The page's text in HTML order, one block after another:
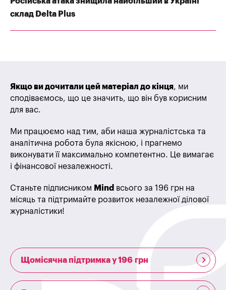
склад Delta Plus
Якщо ви дочитали цей матеріал до кінця, ми
сподіваємось, що це значить, що він був корисним
для вас.
Ми працюємо над тим, аби наша журналістська та
аналітична робота була якісною, і прагнемо
виконувати її максимально компетентно. Це вимагає
і фінансової незалежності.
Станьте підписником Mind всього за 196 грн на
місяць та підтримайте розвиток незалежної ділової
журналістики!
Щомісячна підтримка у 196 грн